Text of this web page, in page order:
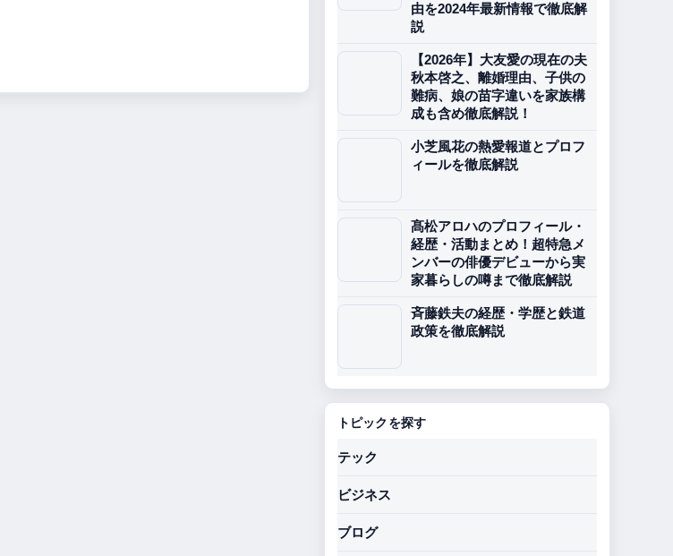
由を2024年最新情報で徹底解
説
【2026年】大友愛の現在の夫
秋本啓之、離婚理由、子供の
難病、娘の苗字違いを家族構
成も含め徹底解説！
小芝風花の熱愛報道とプロフ
ィールを徹底解説
髙松アロハのプロフィール・
経歴・活動まとめ！超特急メ
ンバーの俳優デビューから実
家暮らしの噂まで徹底解説
斉藤鉄夫の経歴・学歴と鉄道
政策を徹底解説
トピックを探す
テック
ビジネス
ブログ